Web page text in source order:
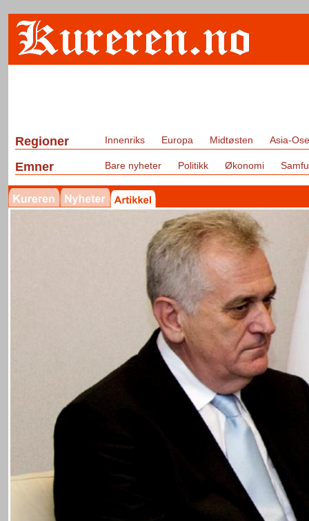
Regioner Innenriks Europa Midtøsten Asia-
Emner Bare nyheter Politikk Økonomi